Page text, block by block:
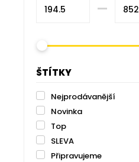
–⁠
ŠTÍTKY
Nejprodávanější
Novinka
Top
SLEVA
Připravujeme